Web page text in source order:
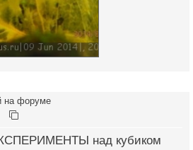
на форуме
над кубиком